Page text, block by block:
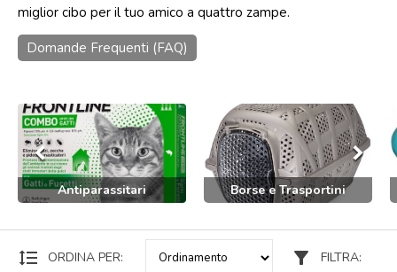
miglior cibo per il tuo amico a quattro zampe.
Domande Frequenti (FAQ)
keyboard_arrow_left
Antiparassitari Borse e Trasportini
keyboard_arrow_right
format_line_spacing ORDINA PER: filter_alt FILTRA: